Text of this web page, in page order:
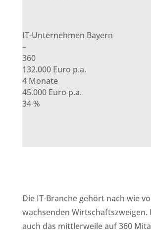
IT-Unternehmen Bayern
–
360
132.000 Euro p.a.
4 Monate
45.000 Euro p.a.
34 %
Die IT-Branche gehört nach wie
wachsenden Wirtschaftszweigen.
auch das mittlerweile auf 360